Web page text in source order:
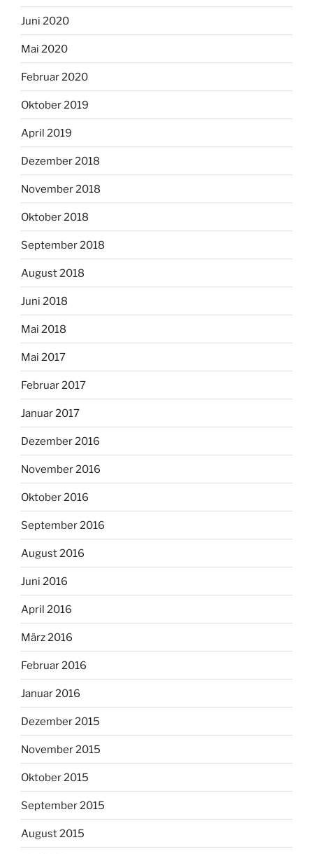
Juni 2020
Mai 2020
Februar 2020
Oktober 2019
April 2019
Dezember 2018
November 2018
Oktober 2018
September 2018
August 2018
Juni 2018
Mai 2018
Mai 2017
Februar 2017
Januar 2017
Dezember 2016
November 2016
Oktober 2016
September 2016
August 2016
Juni 2016
April 2016
März 2016
Februar 2016
Januar 2016
Dezember 2015
November 2015
Oktober 2015
September 2015
August 2015